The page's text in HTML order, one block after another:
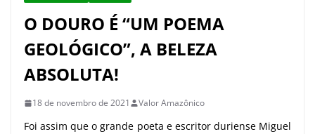
O DOURO É “UM POEMA
GEOLÓGICO”, A BELEZA
ABSOLUTA!
18 de novembro de 2021 Valor Amazônico
Foi assim que o grande poeta e escritor duriense Miguel